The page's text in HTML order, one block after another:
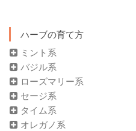
ハーブの育て方
ミント系
バジル系
ローズマリー系
セージ系
タイム系
オレガノ系